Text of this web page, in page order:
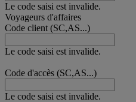
Le code saisi est invalide.
Voyageurs d'affaires
Code client (SC,AS...)
Le code saisi est invalide.
Code d'accès (SC,AS...)
Le code saisi est invalide.